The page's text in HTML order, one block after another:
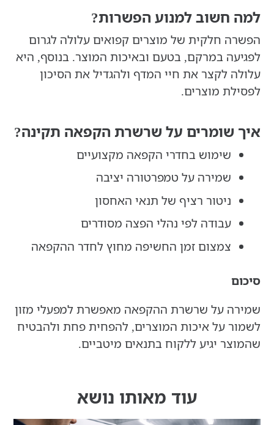
למה חשוב למנוע הפשרות?
הפשרה חלקית של מוצרים קפואים עלולה לגרום
לפגיעה במרקם, בטעם ובאיכות המוצר. בנוסף, היא
עלולה לקצר את חיי המדף ולהגדיל את הסיכון
לפסילת מוצרים.
איך שומרים על שרשרת הקפאה תקינה?
שימוש בחדרי הקפאה מקצועיים
שמירה על טמפרטורה יציבה
ניטור רציף של תנאי האחסון
עבודה לפי נהלי הפצה מסודרים
צמצום זמן החשיפה מחוץ לחדר ההקפאה
סיכום
שמירה על שרשרת ההקפאה מאפשרת למפעלי מזון
לשמור על איכות המוצרים, להפחית פחת ולהבטיח
שהמוצר יגיע ללקוח בתנאים מיטביים.
עוד מאותו נושא